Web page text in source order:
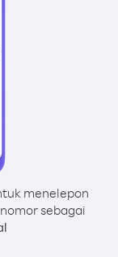
menelepon
sebagai